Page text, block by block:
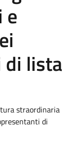
e
di lista
straordinaria
di